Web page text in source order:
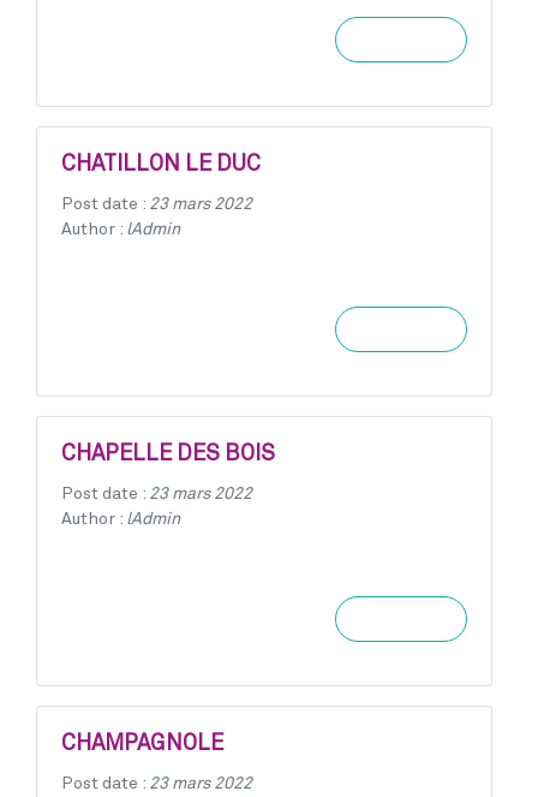
CHATILLON LE DUC
Post date : 23 mars 2022
Author : lAdmin
CHAPELLE DES BOIS
Post date : 23 mars 2022
Author : lAdmin
CHAMPAGNOLE
Post date : 23 mars 2022